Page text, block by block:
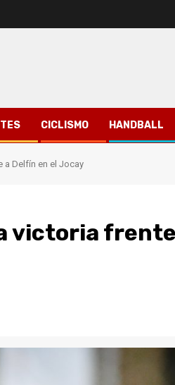
CICLISMO HANDBALL
a Delfín en el Jocay
victoria